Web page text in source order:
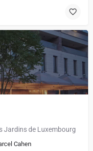
Jardins de Luxembourg
Cahen